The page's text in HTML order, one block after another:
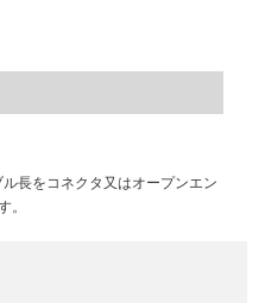
長をコネクタ又はオープンエン
。